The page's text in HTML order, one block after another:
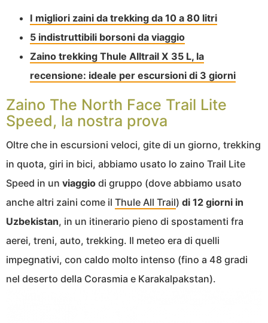
I migliori zaini da trekking da 10 a 80 litri
5 indistruttibili borsoni da viaggio
Zaino trekking Thule Alltrail X 35 L, la
recensione: ideale per escursioni di 3 giorni
Zaino The North Face Trail Lite
Speed, la nostra prova
Oltre che in escursioni veloci, gite di un giorno, trekking
in quota, giri in bici, abbiamo usato lo zaino Trail Lite
Speed in un viaggio di gruppo (dove abbiamo usato
anche altri zaini come il Thule All Trail) di 12 giorni in
Uzbekistan, in un itinerario pieno di spostamenti fra
aerei, treni, auto, trekking. Il meteo era di quelli
impegnativi, con caldo molto intenso (fino a 48 gradi
nel deserto della Corasmia e Karakalpakstan).